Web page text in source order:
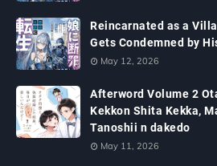
Reincarnated as a
Gets Condemned by
May 12, 2026
Afterword Volume 2
Kekkon Shita Kekka,
Tanoshii n dakedo
May 11, 2026